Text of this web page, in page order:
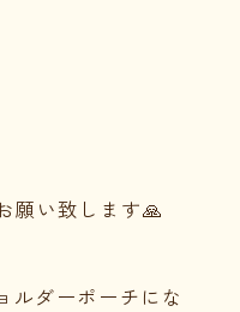
願い致します🙏
ルダーポーチにな